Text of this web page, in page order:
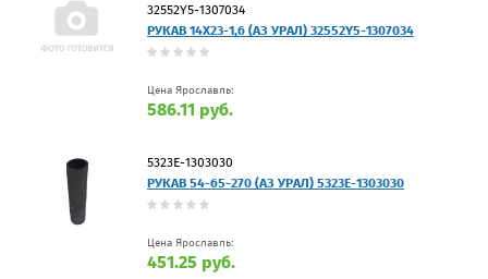
32552Y5-1307034
РУКАВ 14Х23-1,6 (АЗ УРАЛ) 32552Y5-1307034
Цена Ярославль:
586.11 руб.
5323Е-1303030
РУКАВ 54-65-270 (АЗ УРАЛ) 5323Е-1303030
Цена Ярославль:
451.25 руб.